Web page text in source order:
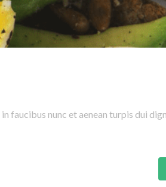
faucibus nunc et aenean turpis dui